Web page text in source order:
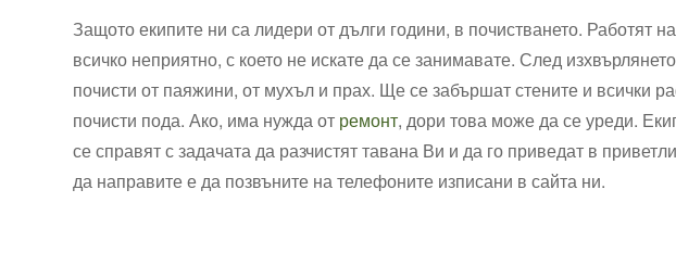
Защото екипите ни са лидери от дълги години, в почистването. Работят
всичко неприятно, с което не искате да се занимавате. След
почисти от паяжини, от мухъл и прах. Ще се забършат стените и всички
почисти пода. Ако, има нужда от ремонт, дори това може да се уреди.
се справят с задачата да разчистят тавана Ви и да го приведат в
да направите е да позвъните на телефоните изписани в сайта ни.